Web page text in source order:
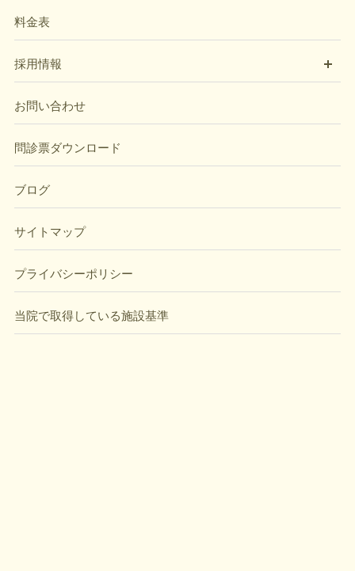
料金表
採用情報
お問い合わせ
問診票ダウンロード
ブログ
サイトマップ
プライバシーポリシー
当院で取得している施設基準